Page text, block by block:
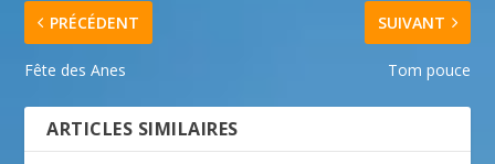
PRÉCÉDENT
Fête des Anes
SUIVANT
Tom pouce
ARTICLES SIMILAIRES